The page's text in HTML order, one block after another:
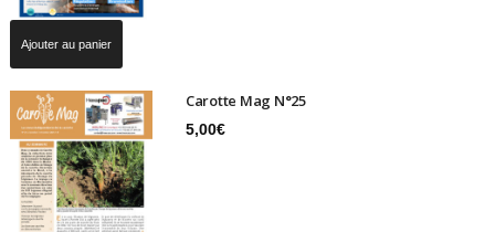
Ajouter au panier
Carotte Mag N°25
5,00€